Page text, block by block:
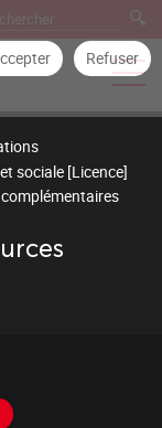
Refuser
sociale [Licence]